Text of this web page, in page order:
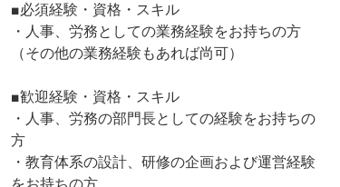
■必須経験・資格・スキル
・人事、労務としての業務経験をお持ちの方
（その他の業務経験もあれば尚可）
■歓迎経験・資格・スキル
・人事、労務の部門長としての経験をお持ちの
方
・教育体系の設計、研修の企画および運営経験